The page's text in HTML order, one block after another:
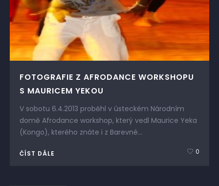
FOTOGRAFIE Z AFRODANCE WORKSHOPU
S MAURICEM YEKOU
V sobotu 6.4.2013 proběhl v ústeckém Národním
domě Afrodance workshop, který vedl Maurice Yeka
(Kongo), kterého znáte i z Barevné...
ČÍST DÁLE 0